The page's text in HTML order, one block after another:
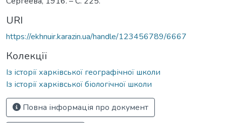
URI
https://ekhnuir.karazin.ua/handle/123456789/6667
Колекції
Із історії харківської географічної школи
Із історії харківської біологічної школи
Повна інформація про документ